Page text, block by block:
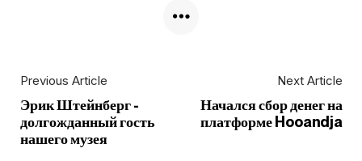
Previous Article
Эрик Штейнберг -
долгожданный гость
нашего музея
Next Article
Начался сбор денег на
платформе Hooandja